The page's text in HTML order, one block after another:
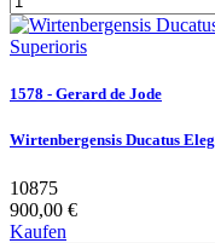
1578 - Gerard de Jode
Wirtenbergensis Ducatus
10875
900,00 €
Kaufen